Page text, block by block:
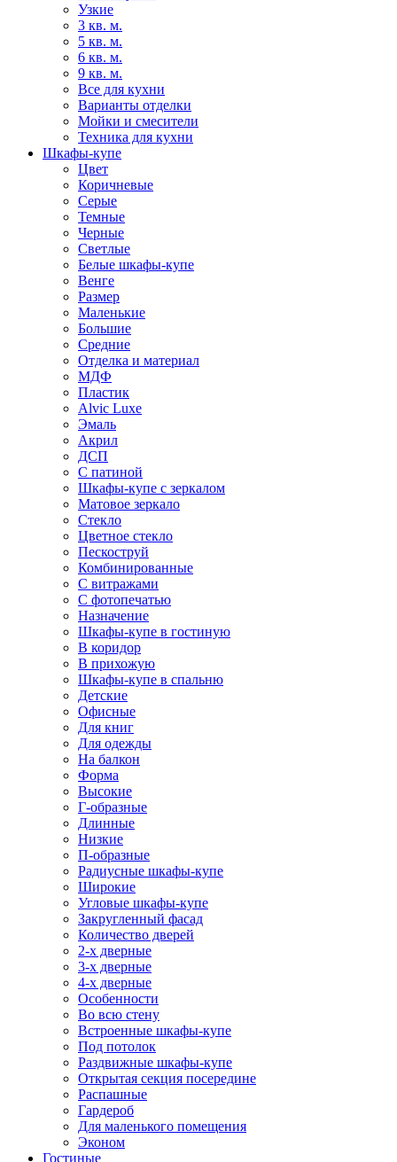
Узкие
3 кв. м.
5 кв. м.
6 кв. м.
9 кв. м.
Все для кухни
Варианты отделки
Мойки и смесители
Техника для кухни
Шкафы-купе
Цвет
Коричневые
Серые
Темные
Черные
Светлые
Белые шкафы-купе
Венге
Размер
Маленькие
Большие
Средние
Отделка и материал
МДФ
Пластик
Alvic Luxe
Эмаль
Акрил
ДСП
С патиной
Шкафы-купе с зеркалом
Матовое зеркало
Стекло
Цветное стекло
Пескоструй
Комбинированные
С витражами
С фотопечатью
Назначение
Шкафы-купе в гостиную
В коридор
В прихожую
Шкафы-купе в спальню
Детские
Офисные
Для книг
Для одежды
На балкон
Форма
Высокие
Г-образные
Длинные
Низкие
П-образные
Радиусные шкафы-купе
Широкие
Угловые шкафы-купе
Закругленный фасад
Количество дверей
2-х дверные
3-х дверные
4-х дверные
Особенности
Во всю стену
Встроенные шкафы-купе
Под потолок
Раздвижные шкафы-купе
Открытая секция посередине
Распашные
Гардероб
Для маленького помещения
Эконом
Гостиные